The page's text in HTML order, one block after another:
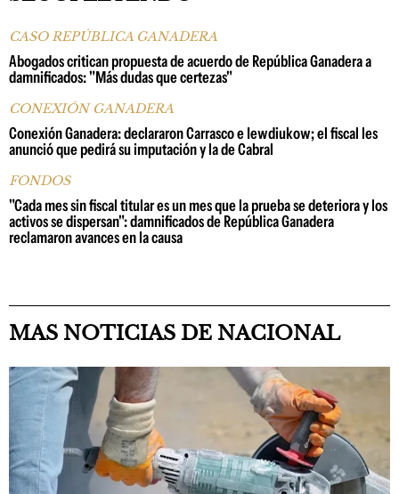
CASO REPÚBLICA GANADERA
Abogados critican propuesta de acuerdo de República Ganadera a
damnificados: "Más dudas que certezas"
CONEXIÓN GANADERA
Conexión Ganadera: declararon Carrasco e Iewdiukow; el fiscal les
anunció que pedirá su imputación y la de Cabral
FONDOS
"Cada mes sin fiscal titular es un mes que la prueba se deteriora y los
activos se dispersan": damnificados de República Ganadera
reclamaron avances en la causa
MAS NOTICIAS DE NACIONAL